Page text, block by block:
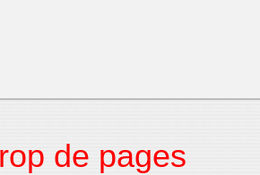
de pages